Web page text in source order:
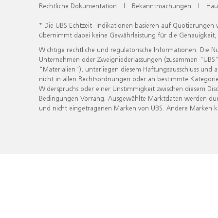
Rechtliche Dokumentation | Bekanntmachungen |
* Die UBS Echtzeit- Indikationen basieren auf
übernimmt dabei keine Gewährleistung für die
Wichtige rechtliche und regulatorische Informationen. Die
Unternehmen oder Zweigniederlassungen (zusammen
"Materialien"), unterliegen diesem Haftungsausschluss
nicht in allen Rechtsordnungen oder an bestimmte
Widerspruchs oder einer Unstimmigkeit zwischen diesem
Bedingungen Vorrang. Ausgewählte Marktdaten werden
und nicht eingetragenen Marken von UBS. Andere Marken